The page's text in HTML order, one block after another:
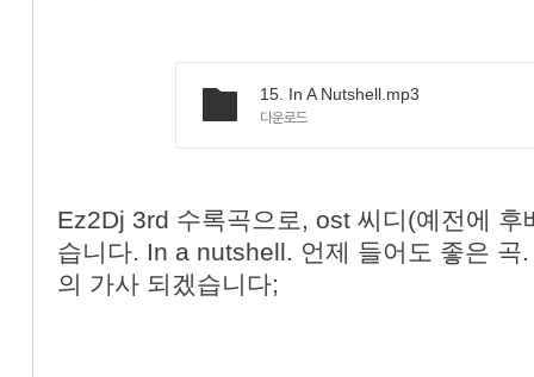
15. In A Nutshell.mp3
다운로드
Ez2Dj 3rd 수록곡으로, ost 씨디(예전에
습니다. In a nutshell. 언제 들어도 좋은 곡
의 가사 되겠습니다;